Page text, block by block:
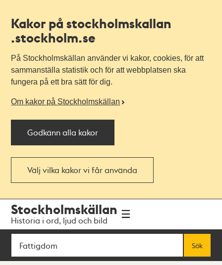
Kakor på stockholmskallan
.stockholm.se
På Stockholmskällan använder vi kakor, cookies, för att
sammanställa statistik och för att webbplatsen ska
fungera på ett bra sätt för dig.
Om kakor på Stockholmskällan
Godkänn alla kakor
Välj vilka kakor vi får använda
navigationen
huvudinnehållet
Stockholmskällan
Historia i ord, ljud och bild
Sök
Sök